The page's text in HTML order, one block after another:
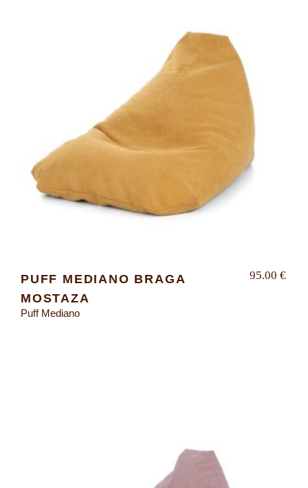
PUFF MEDIANO BRAGA
MOSTAZA
Puff Mediano
95.00 €